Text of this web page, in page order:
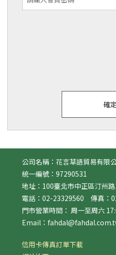
公司名稱：花言草語貿易有限
統一編號：97290531
地址：100臺北市中正區汀州
電話：02-23329560 傳真：
門市營業時間： 周一至周六
Email：
信用卡傳真訂單下載